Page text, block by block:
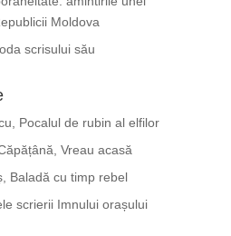
Moldova
scrisului său
Pocalul de rubin al elfilor
Vreau acasă
Baladă cu timp rebel
scrierii Imnului orașului